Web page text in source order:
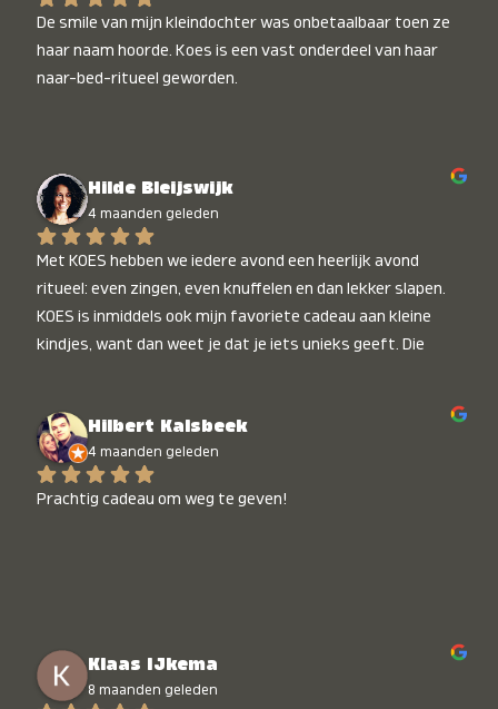
De smile van mijn kleindochter was onbetaalbaar toen ze
haar naam hoorde. Koes is een vast onderdeel van haar
naar-bed-ritueel geworden.
Hilde Bleijswijk
4 maanden geleden
Met KOES hebben we iedere avond een heerlijk avond
ritueel: even zingen, even knuffelen en dan lekker slapen.
KOES is inmiddels ook mijn favoriete cadeau aan kleine
kindjes, want dan weet je dat je iets unieks geeft. Die
Hilbert Kalsbeek
4 maanden geleden
Prachtig cadeau om weg te geven!
Klaas IJkema
8 maanden geleden